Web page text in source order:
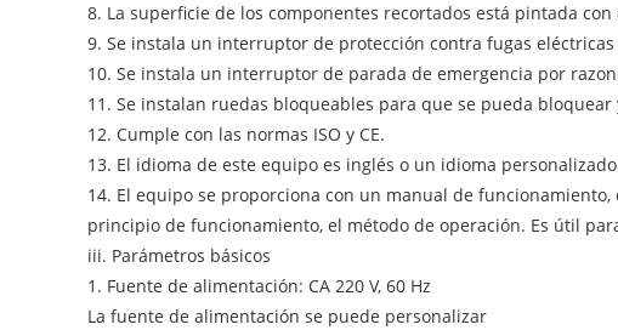
8. La superficie de los componentes recortados está pintada
9. Se instala un interruptor de protección contra fugas
10. Se instala un interruptor de parada de emergencia por
11. Se instalan ruedas bloqueables para que se pueda bloquear
12. Cumple con las normas ISO y CE.
13. El idioma de este equipo es inglés o un idioma
14. El equipo se proporciona con un manual de
principio de funcionamiento, el método de operación. Es útil
iii. Parámetros básicos
1. Fuente de alimentación: CA 220 V, 60 Hz
La fuente de alimentación se puede personalizar